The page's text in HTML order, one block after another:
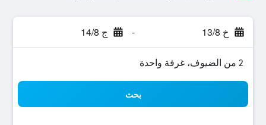
خ 13/8 - ج 14/8
2 من الضيوف، غرفة واحدة
بحث